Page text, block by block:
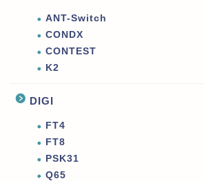
ANT-Switch
CONDX
CONTEST
K2
DIGI
FT4
FT8
PSK31
Q65